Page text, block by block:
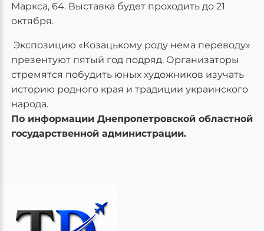
Маркса, 64. Выставка будет проходить до 21
октября.
Экспозицию «Козацькому роду нема переводу»
презентуют пятый год подряд. Организаторы
стремятся побудить юных художников изучать
историю родного края и традиции украинского
народа.
По информации Днепропетровской областной
государственной администрации.